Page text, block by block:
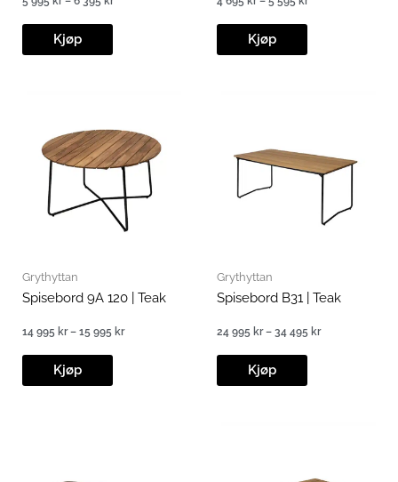
Kjøp Kjøp
Grythyttan
Spisebord 9A 120 | Teak
14 995 kr – 15 995 kr
Kjøp
Grythyttan
Spisebord B31 | Teak
24 995 kr – 34 495 kr
Kjøp